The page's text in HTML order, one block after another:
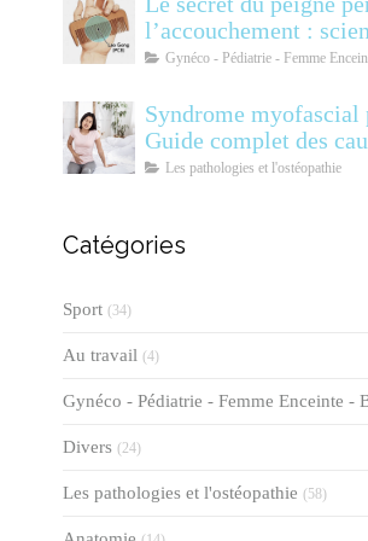
l’accouchement :
soulagement
Gynéco - Pédiatrie - Femme
Syndrome myofascial
Guide complet des
symptômes, diagnostic
Les pathologies et l'ostéopathie
Catégories
Sport (34)
Au travail (4)
Gynéco - Pédiatrie - Femme Enceinte -
Divers (24)
Les pathologies et l'ostéopathie (58)